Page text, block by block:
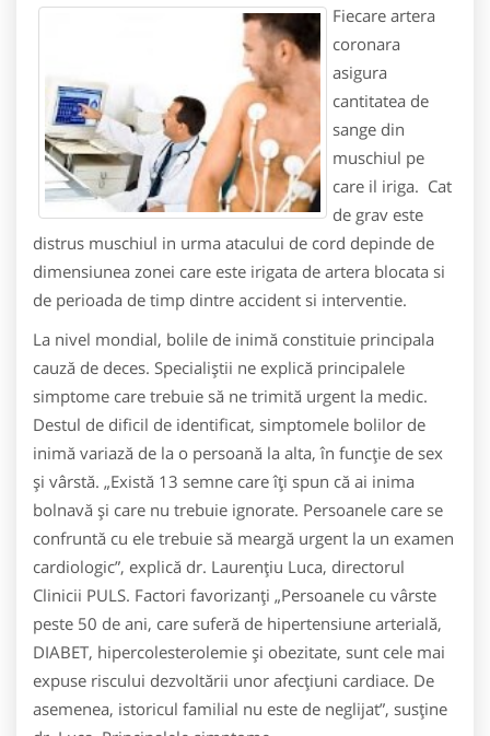
Fiecare artera
coronara
asigura
cantitatea de
sange din
muschiul pe
care il iriga. Cat
de grav este
distrus muschiul in urma atacului de cord depinde de
dimensiunea zonei care este irigata de artera blocata si
de perioada de timp dintre accident si interventie.
La nivel mondial, bolile de inimă constituie principala
cauză de deces. Specialiştii ne explică principalele
simptome care trebuie să ne trimită urgent la medic.
Destul de dificil de identificat, simptomele bolilor de
inimă variază de la o persoană la alta, în funcţie de sex
şi vârstă. „Există 13 semne care îţi spun că ai inima
bolnavă şi care nu trebuie ignorate. Persoanele care se
confruntă cu ele trebuie să meargă urgent la un examen
cardiologic”, explică dr. Laurenţiu Luca, directorul
Clinicii PULS. Factori favorizanţi „Persoanele cu vârste
peste 50 de ani, care suferă de hipertensiune arterială,
DIABET, hipercolesterolemie şi obezitate, sunt cele mai
expuse riscului dezvoltării unor afecţiuni cardiace. De
asemenea, istoricul familial nu este de neglijat”, susţine